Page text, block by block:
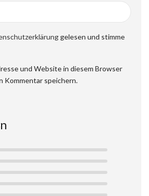
gelesen und stimme
und Website in diesem Browser
Kommentar speichern.